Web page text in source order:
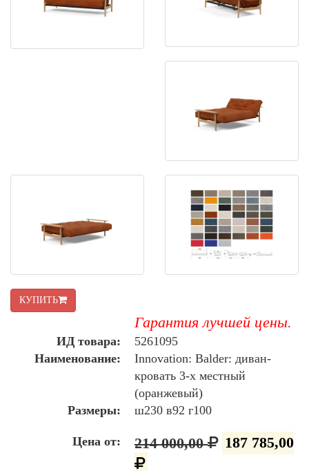
КУПИТЬ
Гарантия лучшей цены.
ИД товара:
5261095
Наименование:
Innovation: Balder: диван-
кровать 3-х местный
(оранжевый)
Размеры:
ш230 в92 г100
Цена от: 214 000,00 187 785,00